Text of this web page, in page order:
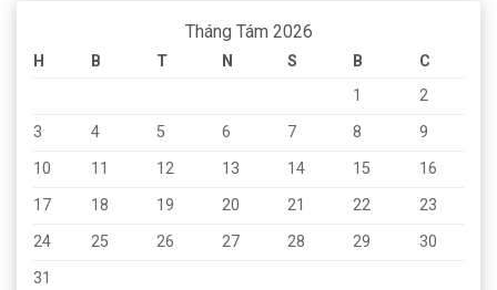
Tháng Tám 2026
H B T N S B
C
1
2
3
4 5 6 7 8
9
10
11 12 13 14 15
16
17
18 19 20 21 22
23
24
25 26 27 28 29
30
31